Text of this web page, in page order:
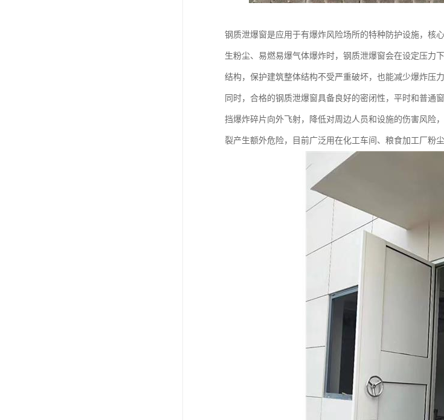
钢质泄爆窗是应用于有爆炸风险场所的特种防护设施，核
生粉尘、易燃易爆气体爆炸时，钢质泄爆窗会在设定压力
结构，保护建筑整体结构不受严重破坏，也能减少爆炸压
同时，合格的钢质泄爆窗具备良好的密闭性，平时和普通
挡爆炸碎片向外飞射，降低对周边人员和设施的伤害风险
裂产生额外危险，目前广泛用在化工车间、粮食加工厂粉